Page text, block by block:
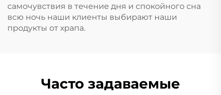
самочувствия в течение дня и спокойного сна
всю ночь наши клиенты выбирают наши
продукты от храпа.
Часто задаваемые